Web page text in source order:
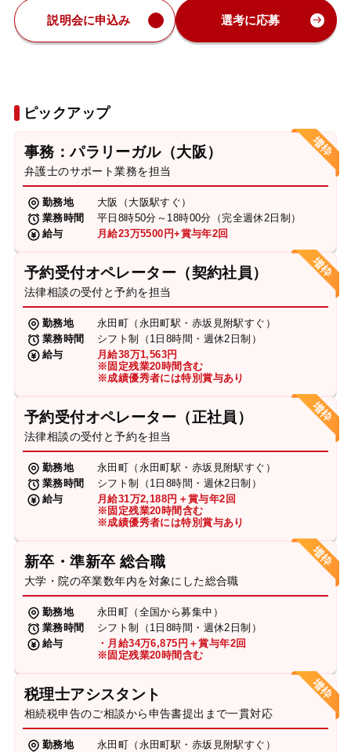
説明会に申込み 選考に応募
ピックアップ
事務：パラリーガル（大阪）
弁護士のサポート業務を担当
勤務地
大阪（大阪駅すぐ）
業務時間
平日8時50分～18時00分（完全週休2日制）
給与
月給23万5500円+賞与年2回
予約受付オペレーター（契約社員）
法律相談の受付と予約を担当
勤務地
永田町（永田町駅・赤坂見附駅すぐ）
業務時間
シフト制（1日8時間・週休2日制）
給与
月給38万1,563円
※固定残業20時間含む
※成績優秀者には特別賞与あり
予約受付オペレーター（正社員）
法律相談の受付と予約を担当
勤務地
永田町（永田町駅・赤坂見附駅すぐ）
業務時間
シフト制（1日8時間・週休2日制）
給与
月給31万2,188円＋賞与年2回
※固定残業20時間含む
※成績優秀者には特別賞与あり
新卒・準新卒 総合職
大学・院の卒業数年内を対象にした総合職
勤務地
永田町（全国から募集中）
業務時間
シフト制（1日8時間・週休2日制）
給与
・月給34万6,875円＋賞与年2回
※固定残業20時間含む
税理士アシスタント
相続税申告のご相談から申告書提出まで一貫対応
勤務地
永田町（永田町駅・赤坂見附駅すぐ）